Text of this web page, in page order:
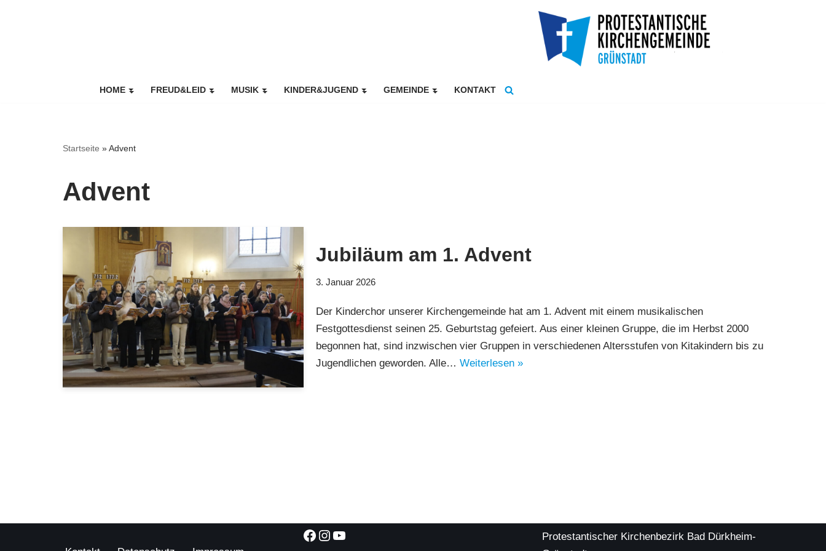
HOME FREUD&LEID MUSIK KINDER&JUGEND GEMEINDE KONTAKT
Startseite »Advent
Advent
Jubiläum am 1. Advent
3. Januar 2026
Der Kinderchor unserer Kirchengemeinde hat am 1. Advent mit einem musikalischen
Festgottesdienst seinen 25. Geburtstag gefeiert. Aus einer kleinen Gruppe, die im Herbst 2000
begonnen hat, sind inzwischen vier Gruppen in verschiedenen Altersstufen von Kitakindern bis zu
Jugendlichen geworden. Alle… Weiterlesen »
Protestantischer Kirchenbezirk Bad Dürkheim-